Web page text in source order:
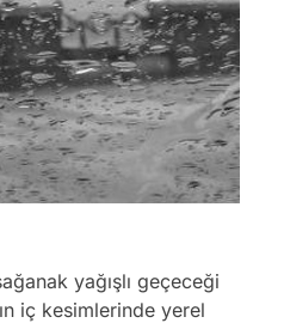
yağışlı geçeceği
iç kesimlerinde yerel